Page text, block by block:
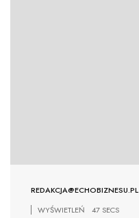
REDAKCJA@ECHOBIZNESU.PL
WYŚWIETLEŃ
47 SECS